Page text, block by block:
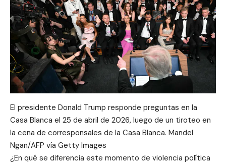
El presidente Donald Trump responde preguntas en la
Casa Blanca el 25 de abril de 2026, luego de un tiroteo en
la cena de corresponsales de la Casa Blanca. Mandel
Ngan/AFP vía Getty Images
¿En qué se diferencia este momento de violencia política